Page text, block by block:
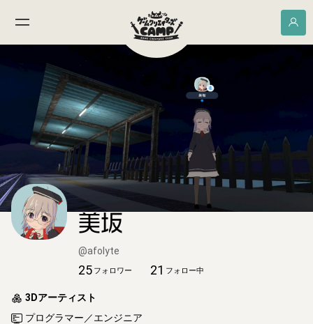
美坂
@afolyte
25 フォロワー 21 フォロー中
3Dアーティスト
プログラマー／エンジニア